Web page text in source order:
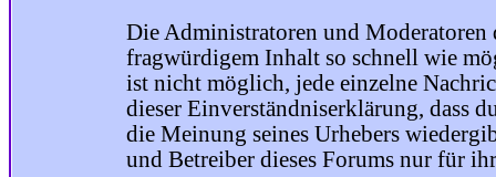
Die Administratoren und Moderatoren
fragwürdigem Inhalt so schnell wie
ist nicht möglich, jede einzelne
dieser Einverständniserklärung, dass
die Meinung seines Urhebers
und Betreiber dieses Forums nur für